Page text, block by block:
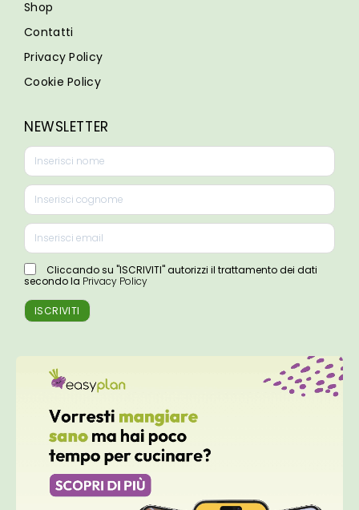
Shop
Contatti
Privacy Policy
Cookie Policy
NEWSLETTER
Cliccando su "ISCRIVITI" autorizzi il trattamento dei dati
secondo la Privacy Policy